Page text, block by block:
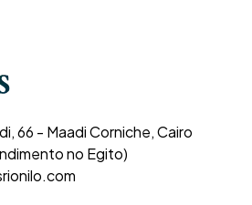
66 - Maadi Corniche, Cairo
no Egito)